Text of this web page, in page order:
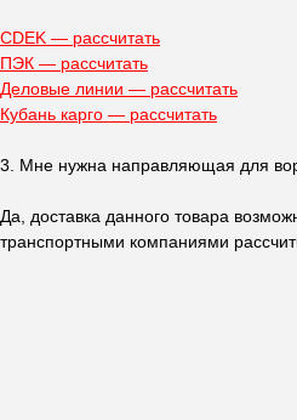
CDEK — рассчитать
ПЭК — рассчитать
Деловые линии — рассчитать
Кубань карго — рассчитать
3. Мне нужна направляющая для
Да, доставка данного товара
транспортными компаниями